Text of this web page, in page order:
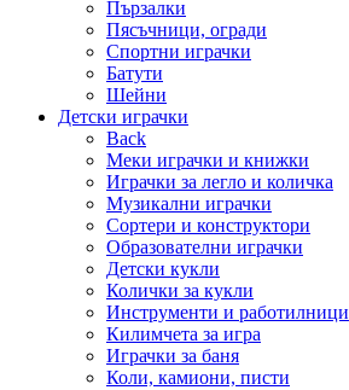
Пързалки
Пясъчници, огради
Спортни играчки
Батути
Шейни
Детски играчки
Back
Меки играчки и книжки
Играчки за легло и количка
Музикални играчки
Сортери и конструктори
Образователни играчки
Детски кукли
Колички за кукли
Инструменти и работилници
Килимчета за игра
Играчки за баня
Коли, камиони, писти